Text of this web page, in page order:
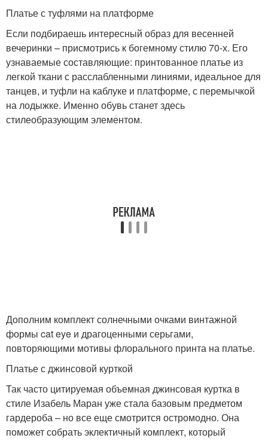
Платье с туфлями на платформе
Если подбираешь интересный образ для весенней
вечеринки – присмотрись к богемному стилю 70-х. Его
узнаваемые составляющие: принтованное платье из
легкой ткани с расслабленными линиями, идеальное для
танцев, и туфли на каблуке и платформе, с перемычкой
на лодыжке. Именно обувь станет здесь
стилеобразующим элементом.
Дополним комплект солнечными очками винтажной
формы cat eye и драгоценными серьгами,
повторяющими мотивы флорального принта на платье.
Платье с джинсовой курткой
Так часто цитируемая объемная джинсовая куртка в
стиле Изабель Маран уже стала базовым предметом
гардероба – но все еще смотрится остромодно. Она
поможет собрать эклектичный комплект, который